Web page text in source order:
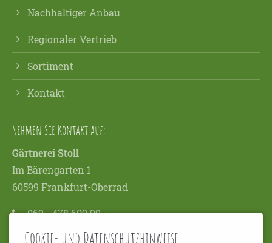
Nachhaltiger Anbau
Regionaler Vertrieb
Sortiment
Kontakt
Nehmen Sie Kontakt auf:
Gärtnerei Stoll
Im Bärengarten 1
60599 Frankfurt-Oberrad
069 - 478 609 99
info@gaertnerei-stoll.de
Cookie- und Datenschutzhinweise